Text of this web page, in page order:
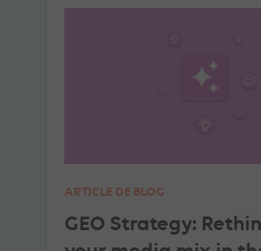
ARTICLE DE BLOG
GEO Strategy: